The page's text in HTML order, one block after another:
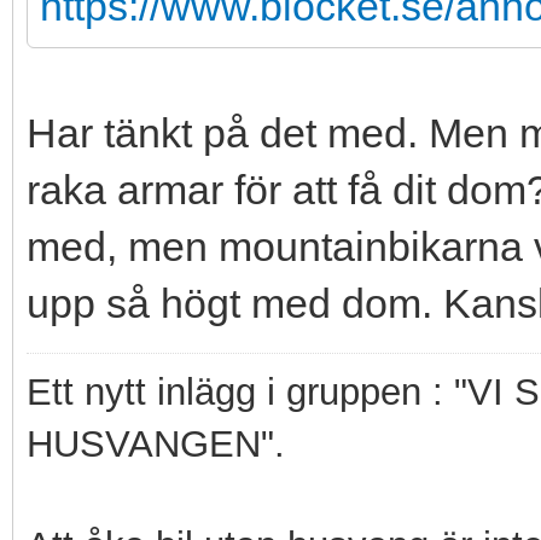
Har tänkt på det med. Men
raka armar för att få dit
med, men
upp så högt med dom.
Ett nytt inlägg i gruppen : "VI
HUSVANGEN".